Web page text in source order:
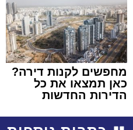
מחפשים לקנות דירה?
כאן תמצאו את כל
הדירות החדשות